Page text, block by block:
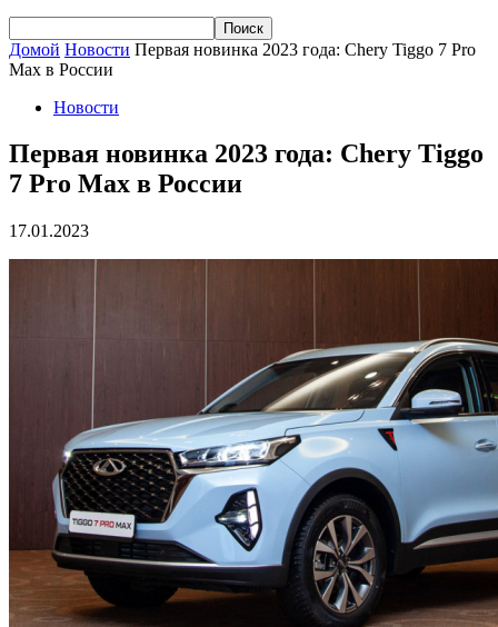
Домой Новости Первая новинка 2023 года: Chery Tiggo 7 Pro
Max в России
Новости
Первая новинка 2023 года: Chery Tiggo
7 Pro Max в России
17.01.2023